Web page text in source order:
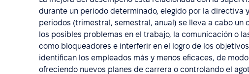
durante un periodo determinado, elegido por la directiva
periodos (trimestral, semestral, anual) se lleva a cabo
los posibles problemas en el trabajo, la comunicación o
como bloqueadores e interferir en el logro de los
identifican los empleados más y menos eficaces, de
ofreciendo nuevos planes de carrera o controlando el